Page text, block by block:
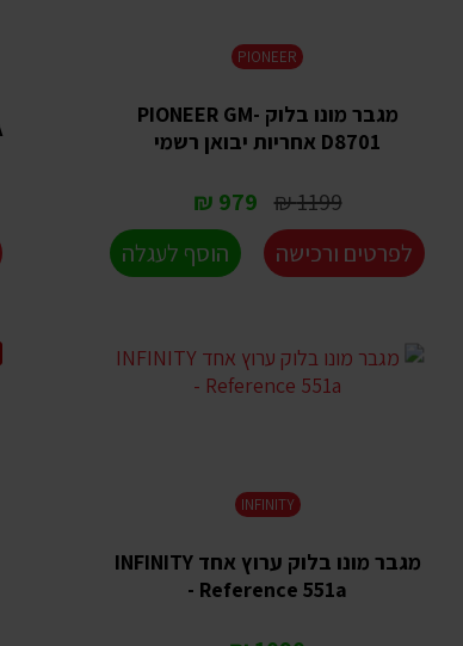
PIONEER
מגבר מונו בלוק PIONEER GM-
D8701 אחריות יבואן רשמי
1199 ₪
979 ₪
לפרטים ורכישה הוסף לעגלה
INFINITY
מגבר מונו בלוק ערוץ אחד INFINITY
- Reference 551a